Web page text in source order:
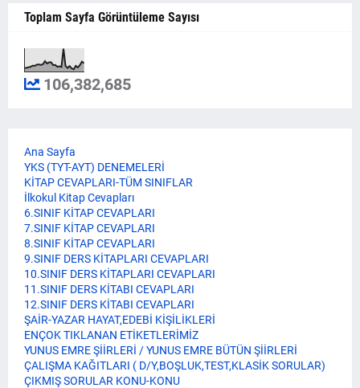
Toplam Sayfa Görüntüleme Sayısı
106,382,685
Ana Sayfa
YKS (TYT-AYT) DENEMELERİ
KİTAP CEVAPLARI-TÜM SINIFLAR
İlkokul Kitap Cevapları
6.SINIF KİTAP CEVAPLARI
7.SINIF KİTAP CEVAPLARI
8.SINIF KİTAP CEVAPLARI
9.SINIF DERS KİTAPLARI CEVAPLARI
10.SINIF DERS KİTAPLARI CEVAPLARI
11.SINIF DERS KİTABI CEVAPLARI
12.SINIF DERS KİTABI CEVAPLARI
ŞAİR-YAZAR HAYAT,EDEBİ KİŞİLİKLERİ
ENÇOK TIKLANAN ETİKETLERİMİZ
YUNUS EMRE ŞİİRLERİ / YUNUS EMRE BÜTÜN ŞİİRLERİ
ÇALIŞMA KAĞITLARI ( D/Y,BOŞLUK,TEST,KLASİK SORULAR)
ÇIKMIŞ SORULAR KONU-KONU